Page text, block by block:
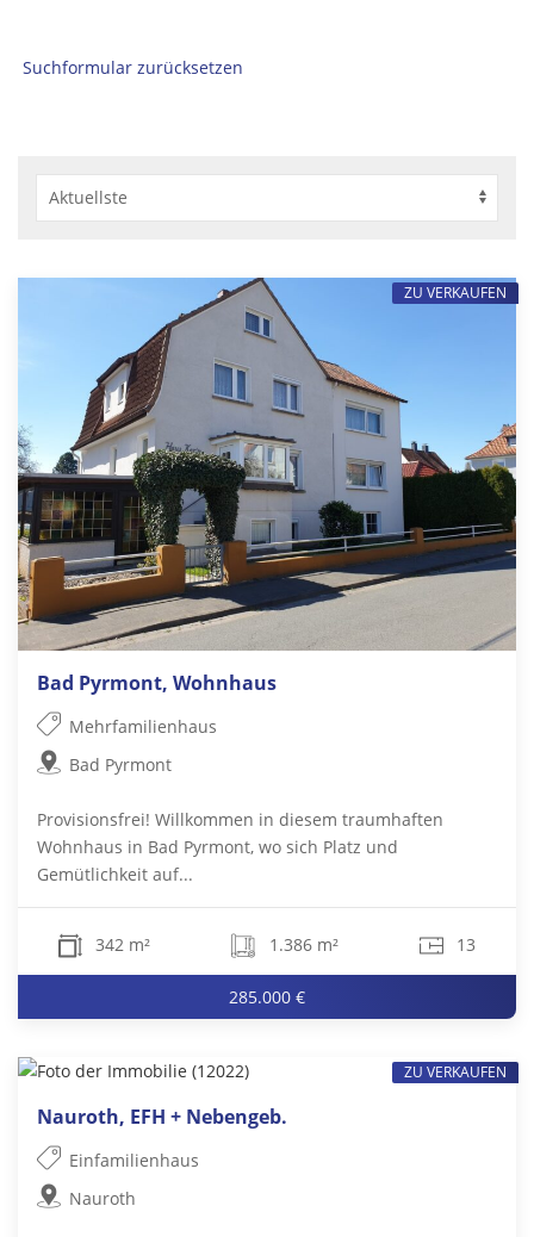
Suchformular zurücksetzen
Bad Pyrmont, Wohnhaus
Mehrfamilienhaus
Bad Pyrmont
Provisionsfrei! Willkommen in diesem traumhaften
Wohnhaus in Bad Pyrmont, wo sich Platz und
Gemütlichkeit auf...
342 m² 1.386 m² 13
285.000 €
ZU VERKAUFEN
Nauroth, EFH + Nebengeb.
Einfamilienhaus
Nauroth
ZU VERKAUFEN